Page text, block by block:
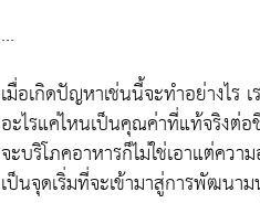
...
เมื่อเกิดปัญหาเช่นนี้จะทำอย่างไ
อะไรแค่ไหนเป็นคุณค่าที่แท้จริงต่
จะบริโภคอาหารก็ไม่ใช่เอาแต่คว
เป็นจุดเริ่มที่จะเข้ามาสู่การพัฒนา